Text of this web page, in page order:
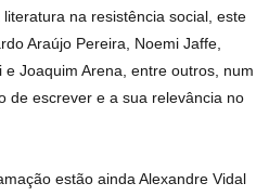
na resistência social, este
Araújo Pereira, Noemi Jaffe,
Joaquim Arena, entre outros, num
de escrever e a sua relevância no
estão ainda Alexandre Vidal